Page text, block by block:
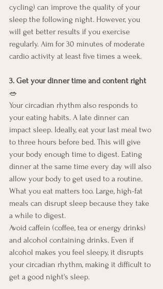
cycling) can improve the quality of your
sleep the following night. However, you
will get better results if you exercise
regularly. Aim for 30 minutes of moderate
cardio activity at least five times a week.
3. Get your dinner time and content right
🥗
Your circadian rhythm also responds to
your eating habits. A late dinner can
impact sleep. Ideally, eat your last meal two
to three hours before bed. This will give
your body enough time to digest. Eating
dinner at the same time every day will also
allow your body to get used to a routine.
What you eat matters too. Large, high-fat
meals can disrupt sleep because they take
a while to digest.
Avoid caffein (coffee, tea or energy drinks)
and alcohol containing drinks. Even if
alcohol makes you feel sleepy, it disrupts
your circadian rhythm, making it difficult to
get a good night's sleep.